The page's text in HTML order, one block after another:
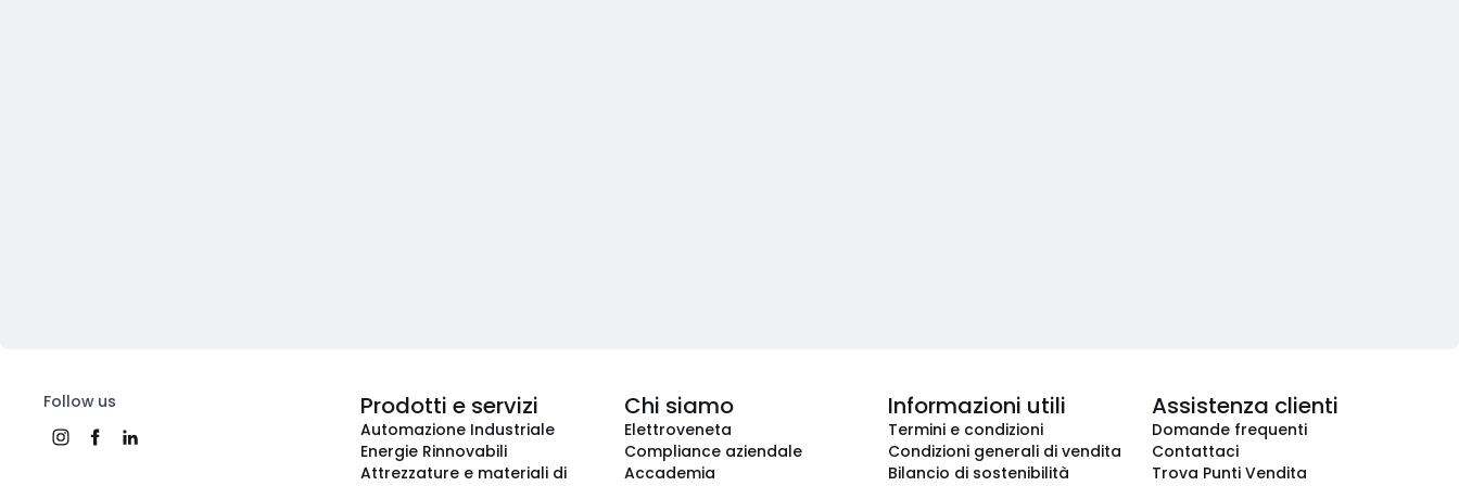
Follow us Prodotti e servizi
Automazione Industriale
Energie Rinnovabili
Attrezzature e materiali di
Chi siamo
Elettroveneta
Compliance aziendale
Accademia
Informazioni utili
Termini e condizioni
Condizioni generali di vendita
Bilancio di sostenibilità
Assistenza clienti
Domande frequenti
Contattaci
Trova Punti Vendita